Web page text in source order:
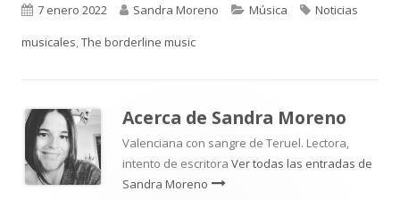
Publicado
el
7 enero 2022 Autor
Sandra Moreno Categorías
Música Etiquetas
Noticias
musicales,The borderline music
Acerca de Sandra Moreno
Valenciana con sangre de Teruel. Lectora,
intento de escritora Ver todas las entradas de
Sandra Moreno